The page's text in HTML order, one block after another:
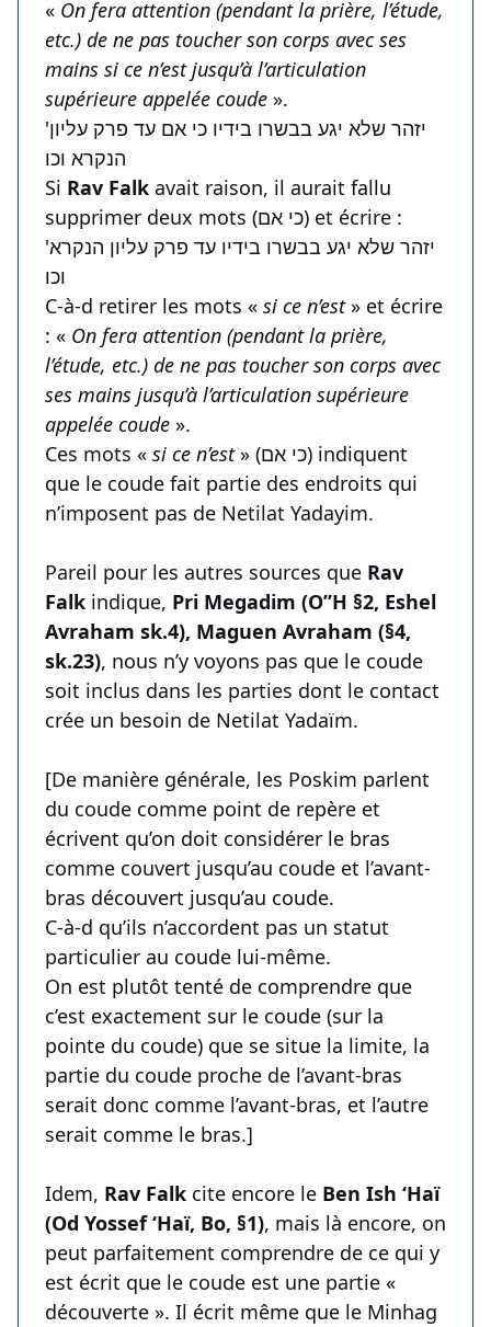
« On fera attention (pendant la prière, l’étude,
etc.) de ne pas toucher son corps avec ses
mains si ce n’est jusqu’à l’articulation
supérieure appelée coude ».
'יזהר שלא יגע בבשרו בידיו כי אם עד פרק עליון
הנקרא וכו
Si Rav Falk avait raison, il aurait fallu
supprimer deux mots (כי אם) et écrire :
'יזהר שלא יגע בבשרו בידיו עד פרק עליון הנקרא
וכו
C-à-d retirer les mots « si ce n’est » et écrire
: « On fera attention (pendant la prière,
l’étude, etc.) de ne pas toucher son corps avec
ses mains jusqu’à l’articulation supérieure
appelée coude ».
Ces mots « si ce n’est» (כי אם) indiquent
que le coude fait partie des endroits qui
n’imposent pas de Netilat Yadayim.
Pareil pour les autres sources que Rav
Falk indique, Pri Megadim (O’’H §2, Eshel
Avraham sk.4), Maguen Avraham (§4,
sk.23), nous n’y voyons pas que le coude
soit inclus dans les parties dont le contact
crée un besoin de Netilat Yadaïm.
[De manière générale, les Poskim parlent
du coude comme point de repère et
écrivent qu’on doit considérer le bras
comme couvert jusqu’au coude et l’avant-
bras découvert jusqu’au coude.
C-à-d qu’ils n’accordent pas un statut
particulier au coude lui-même.
On est plutôt tenté de comprendre que
c’est exactement sur le coude (sur la
pointe du coude) que se situe la limite, la
partie du coude proche de l’avant-bras
serait donc comme l’avant-bras, et l’autre
serait comme le bras.]
Idem, Rav Falk cite encore le Ben Ish ‘Haï
(Od Yossef ‘Haï, Bo, §1), mais là encore, on
peut parfaitement comprendre de ce qui y
est écrit que le coude est une partie «
découverte ». Il écrit même que le Minhag